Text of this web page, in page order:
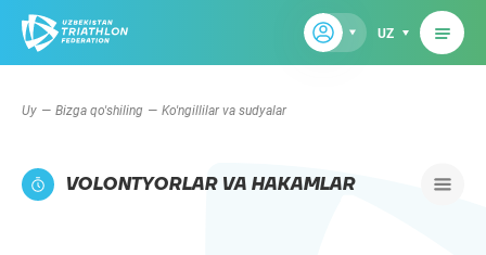
UZ
Uy Bizga qo'shiling Ko'ngillilar va sudyalar
VOLONTYORLAR VA HAKAMLAR